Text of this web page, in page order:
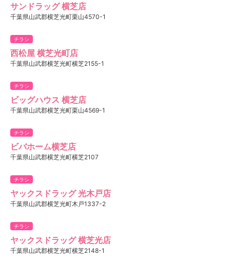
サンドラッグ 横芝店
千葉県山武郡横芝光町栗山4570-1
チラシ
西松屋 横芝光町店
千葉県山武郡横芝光町横芝2155-1
チラシ
ビッグハウス 横芝店
千葉県山武郡横芝光町栗山4569-1
チラシ
ビバホーム横芝店
千葉県山武郡横芝光町横芝2107
チラシ
ヤックスドラッグ 光木戸店
千葉県山武郡横芝光町木戸1337-2
チラシ
ヤックスドラッグ 横芝光店
千葉県山武郡横芝光町横芝2148-1